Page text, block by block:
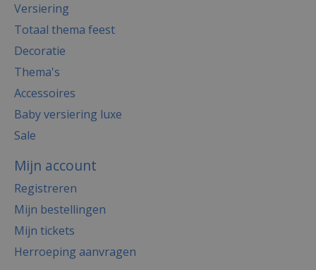
Versiering
Totaal thema feest
Decoratie
Thema's
Accessoires
Baby versiering luxe
Sale
Mijn account
Registreren
Mijn bestellingen
Mijn tickets
Herroeping aanvragen